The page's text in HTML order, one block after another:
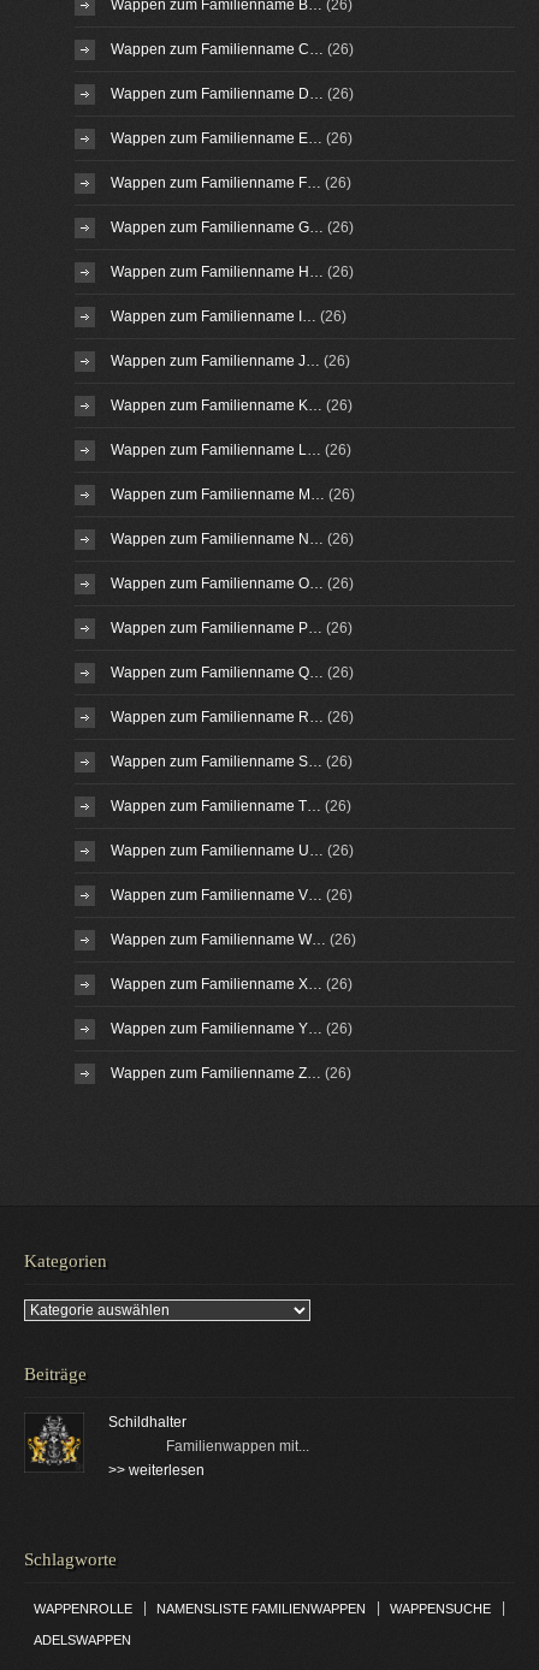
Wappen zum Familienname B… (26)
Wappen zum Familienname C… (26)
Wappen zum Familienname D… (26)
Wappen zum Familienname E… (26)
Wappen zum Familienname F… (26)
Wappen zum Familienname G… (26)
Wappen zum Familienname H… (26)
Wappen zum Familienname I… (26)
Wappen zum Familienname J… (26)
Wappen zum Familienname K… (26)
Wappen zum Familienname L… (26)
Wappen zum Familienname M… (26)
Wappen zum Familienname N… (26)
Wappen zum Familienname O… (26)
Wappen zum Familienname P… (26)
Wappen zum Familienname Q… (26)
Wappen zum Familienname R… (26)
Wappen zum Familienname S… (26)
Wappen zum Familienname T… (26)
Wappen zum Familienname U… (26)
Wappen zum Familienname V… (26)
Wappen zum Familienname W… (26)
Wappen zum Familienname X… (26)
Wappen zum Familienname Y… (26)
Wappen zum Familienname Z… (26)
Kategorien
Kategorien
Beiträge
Schildhalter
Familienwappen mit...
>> weiterlesen
Schlagworte
WAPPENROLLE NAMENSLISTE FAMILIENWAPPEN WAPPENSUCHE
ADELSWAPPEN